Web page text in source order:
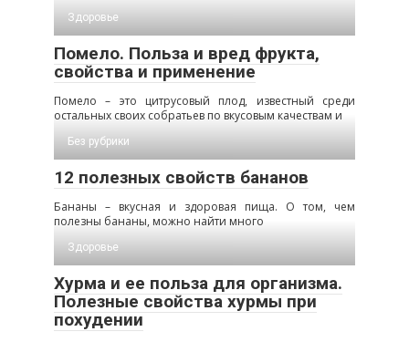
Здоровье
Помело. Польза и вред фрукта,
свойства и применение
Помело – это цитрусовый плод, известный среди
остальных своих собратьев по вкусовым качествам и
Без рубрики
12 полезных свойств бананов
Бананы – вкусная и здоровая пища. О том, чем
полезны бананы, можно найти много
Здоровье
Хурма и ее польза для организма.
Полезные свойства хурмы при
похудении